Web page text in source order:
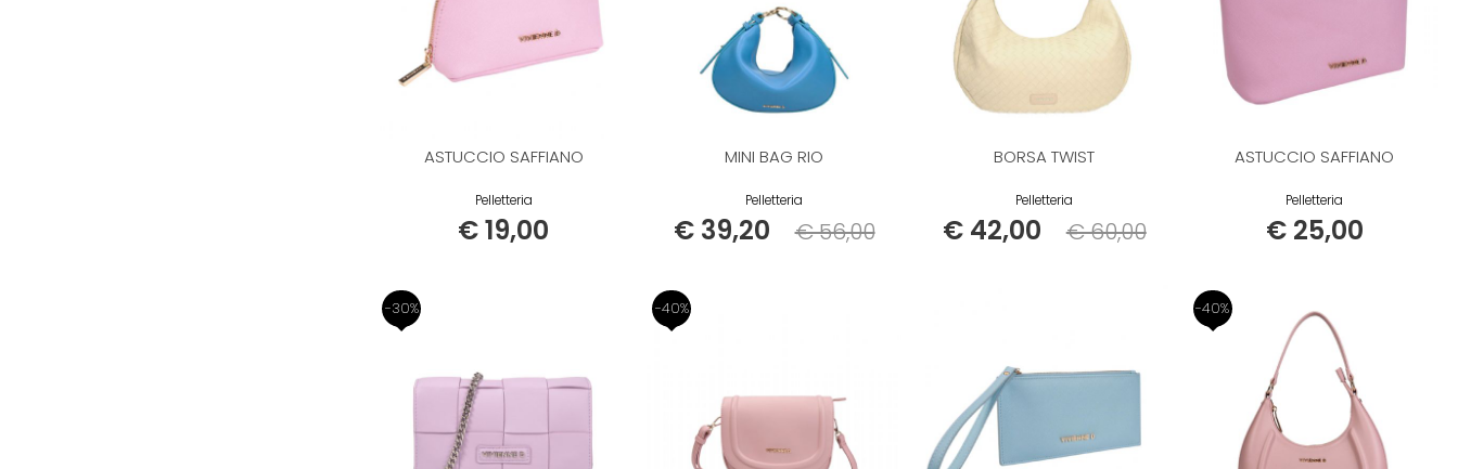
ASTUCCIO SAFFIANO
Pelletteria
€ 19,00
MINI BAG RIO
Pelletteria
€ 39,20 Listino
€ 56,00
BORSA TWIST
Pelletteria
€ 42,00 Listino
€ 60,00
ASTUCCIO SAFFIANO
Pelletteria
€ 25,00
-30% -40% -40%